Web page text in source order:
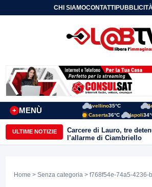
CHI SIAMOCONTATTIPUBBLICITÀ
MENÙ
+
Avellino35°C
Caserta36°C Napoli
ULTIME NOTIZIE
Carcere di Lauro, tre
l’allarme di Ciambriello
Home > Senza categoria > f768f54e-74a5-4236-